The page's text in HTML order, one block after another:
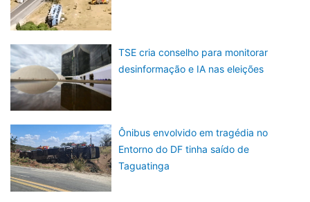
TSE cria conselho para monitorar
desinformação e IA nas eleições
Ônibus envolvido em tragédia no
Entorno do DF tinha saído de
Taguatinga